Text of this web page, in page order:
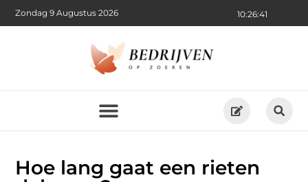
10:26:42
Zondag 9 Augustus 2026
Hoe lang gaat een rieten